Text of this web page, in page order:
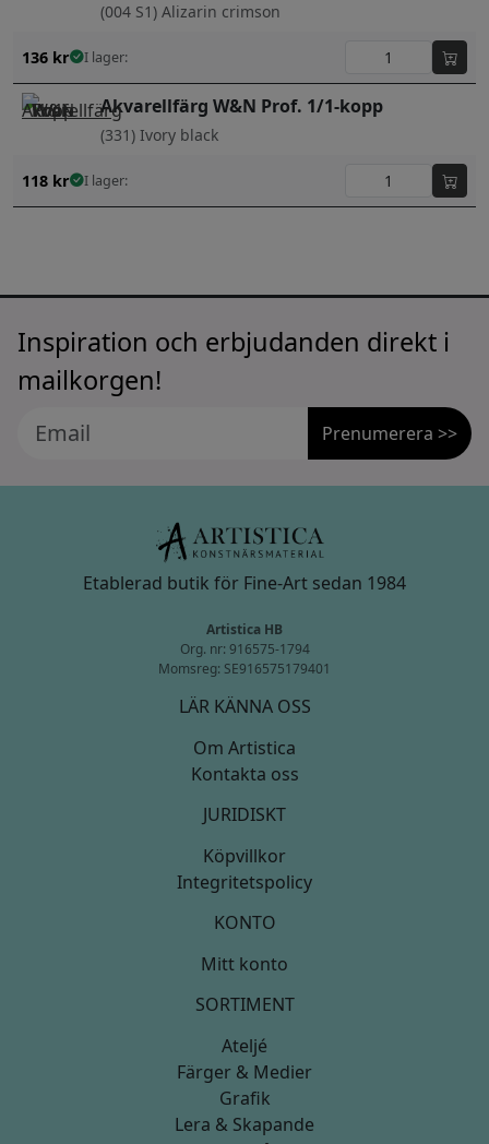
(004 S1) Alizarin crimson
136 kr I lager:
Akvarellfärg W&N Prof. 1/1-kopp
(331) Ivory black
118 kr I lager:
Inspiration och erbjudanden direkt i
mailkorgen!
Prenumerera >>
Etablerad butik för Fine-Art sedan 1984
Artistica HB
Org. nr: 916575-1794
Momsreg: SE916575179401
LÄR KÄNNA OSS
Om Artistica
Kontakta oss
JURIDISKT
Köpvillkor
Integritetspolicy
KONTO
Mitt konto
SORTIMENT
Ateljé
Färger & Medier
Grafik
Lera & Skapande